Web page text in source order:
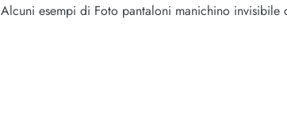
Alcuni esempi di Foto pantaloni manichino